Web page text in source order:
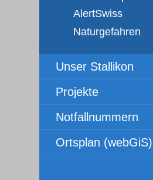
AlertSwiss
Naturgefahren
Unser Stallikon
Projekte
Notfallnummern
Ortsplan (webGiS)